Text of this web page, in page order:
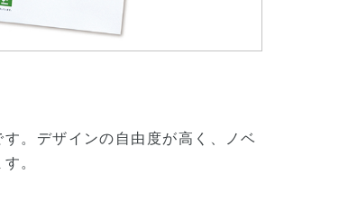
。デザインの自由度が高く、ノベ
。